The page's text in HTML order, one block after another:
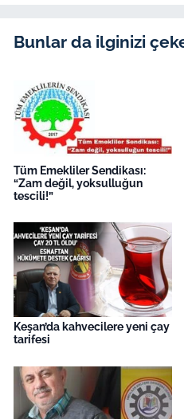
Bunlar da ilginizi
Tüm Emekliler Sendikası:
“Zam değil, yoksulluğun
tescili!”
Keşan’da kahvecilere yeni çay
tarifesi